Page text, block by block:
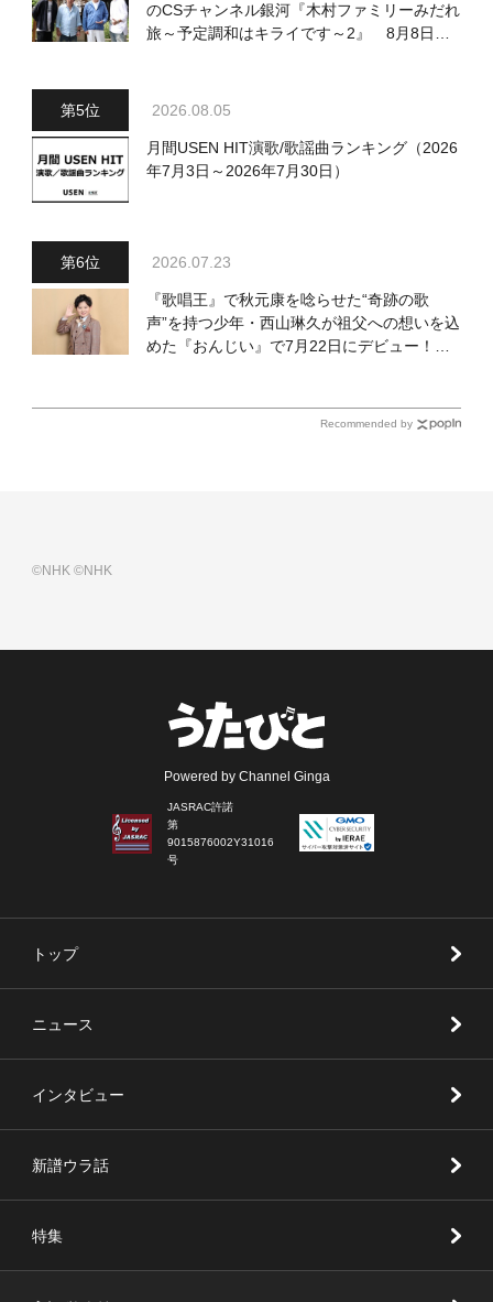
のCSチャンネル銀河『木村ファミリーみだれ
旅～予定調和はキライです～2』 8月8日
2026.08.05
月間USEN HIT演歌/歌謡曲ランキング（2026
年7月3日～2026年7月30日）
2026.07.23
『歌唱王』で秋元康を唸らせた“奇跡の歌
声”を持つ少年・西山琳久が祖父への想いを込
めた『おんじい』で7月22日にデビュー！
Recommended by
©NHK©NHK
Powered by Channel Ginga
JASRAC許諾
第
9015876002Y31016
号
トップ
ニュース
インタビュー
新譜ウラ話
特集